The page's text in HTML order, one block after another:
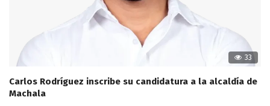
33
Carlos Rodríguez inscribe su candidatura a la alcaldía de
Machala